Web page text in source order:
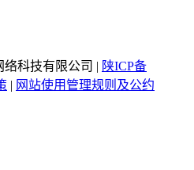
络科技有限公司 | 陕ICP备
| 网站使用管理规则及公约